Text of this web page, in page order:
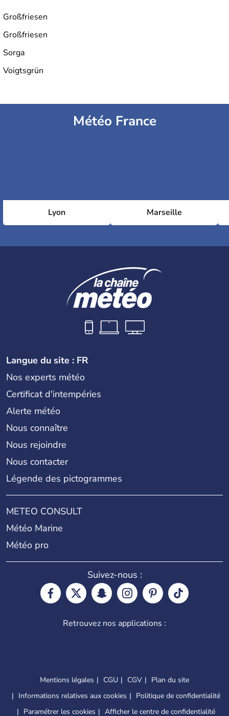
Großfriesen
Großfriesen
Sorga
Voigtsgrün
Météo France
Lyon Marseille
Langue du site : FR
Nos experts météo
Certificat d'intempéries
Alerte météo
Nous connaître
Nous rejoindre
Nous contacter
Légende des pictogrammes
METEO CONSULT
Météo Marine
Météo pro
Suivez-nous :
Retrouvez nos applications :
Mentions légales CGU CGV
Plan du site
Informations relatives aux cookies
Politique de confidentialité
Paramétrer les cookies
Afficher le centre de confidentialité